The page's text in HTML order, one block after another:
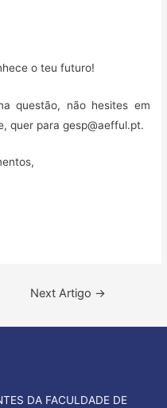
o teu futuro!
não hesites em
quer paragesp@aefful.pt.
Next Artigo →
DA FACULDADE DE